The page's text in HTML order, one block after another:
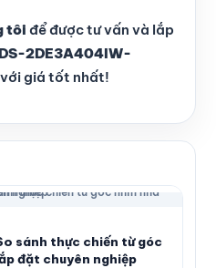
tôi để được tư vấn và lắp
2DE3A404IW-
giá tốt nhất!
sánh thực chiến từ góc
đặt chuyên nghiệp